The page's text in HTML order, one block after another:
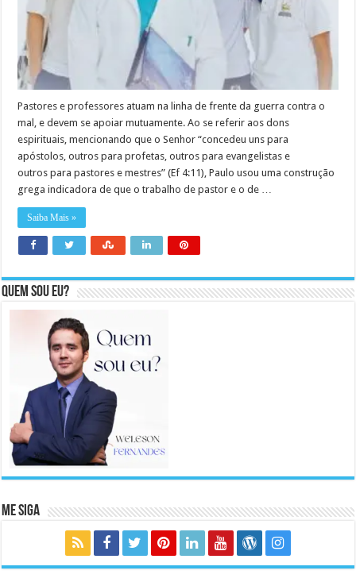
Pastores e professores atuam na linha de frente da guerra contra o
mal, e devem se apoiar mutuamente. Ao se referir aos dons
espirituais, mencionando que o Senhor “concedeu uns para
apóstolos, outros para profetas, outros para evangelistas e
outros para pastores e mestres” (Ef 4:11), Paulo usou uma construção
grega indicadora de que o trabalho de pastor e o de …
Saiba Mais »
Quem sou eu?
Me Siga